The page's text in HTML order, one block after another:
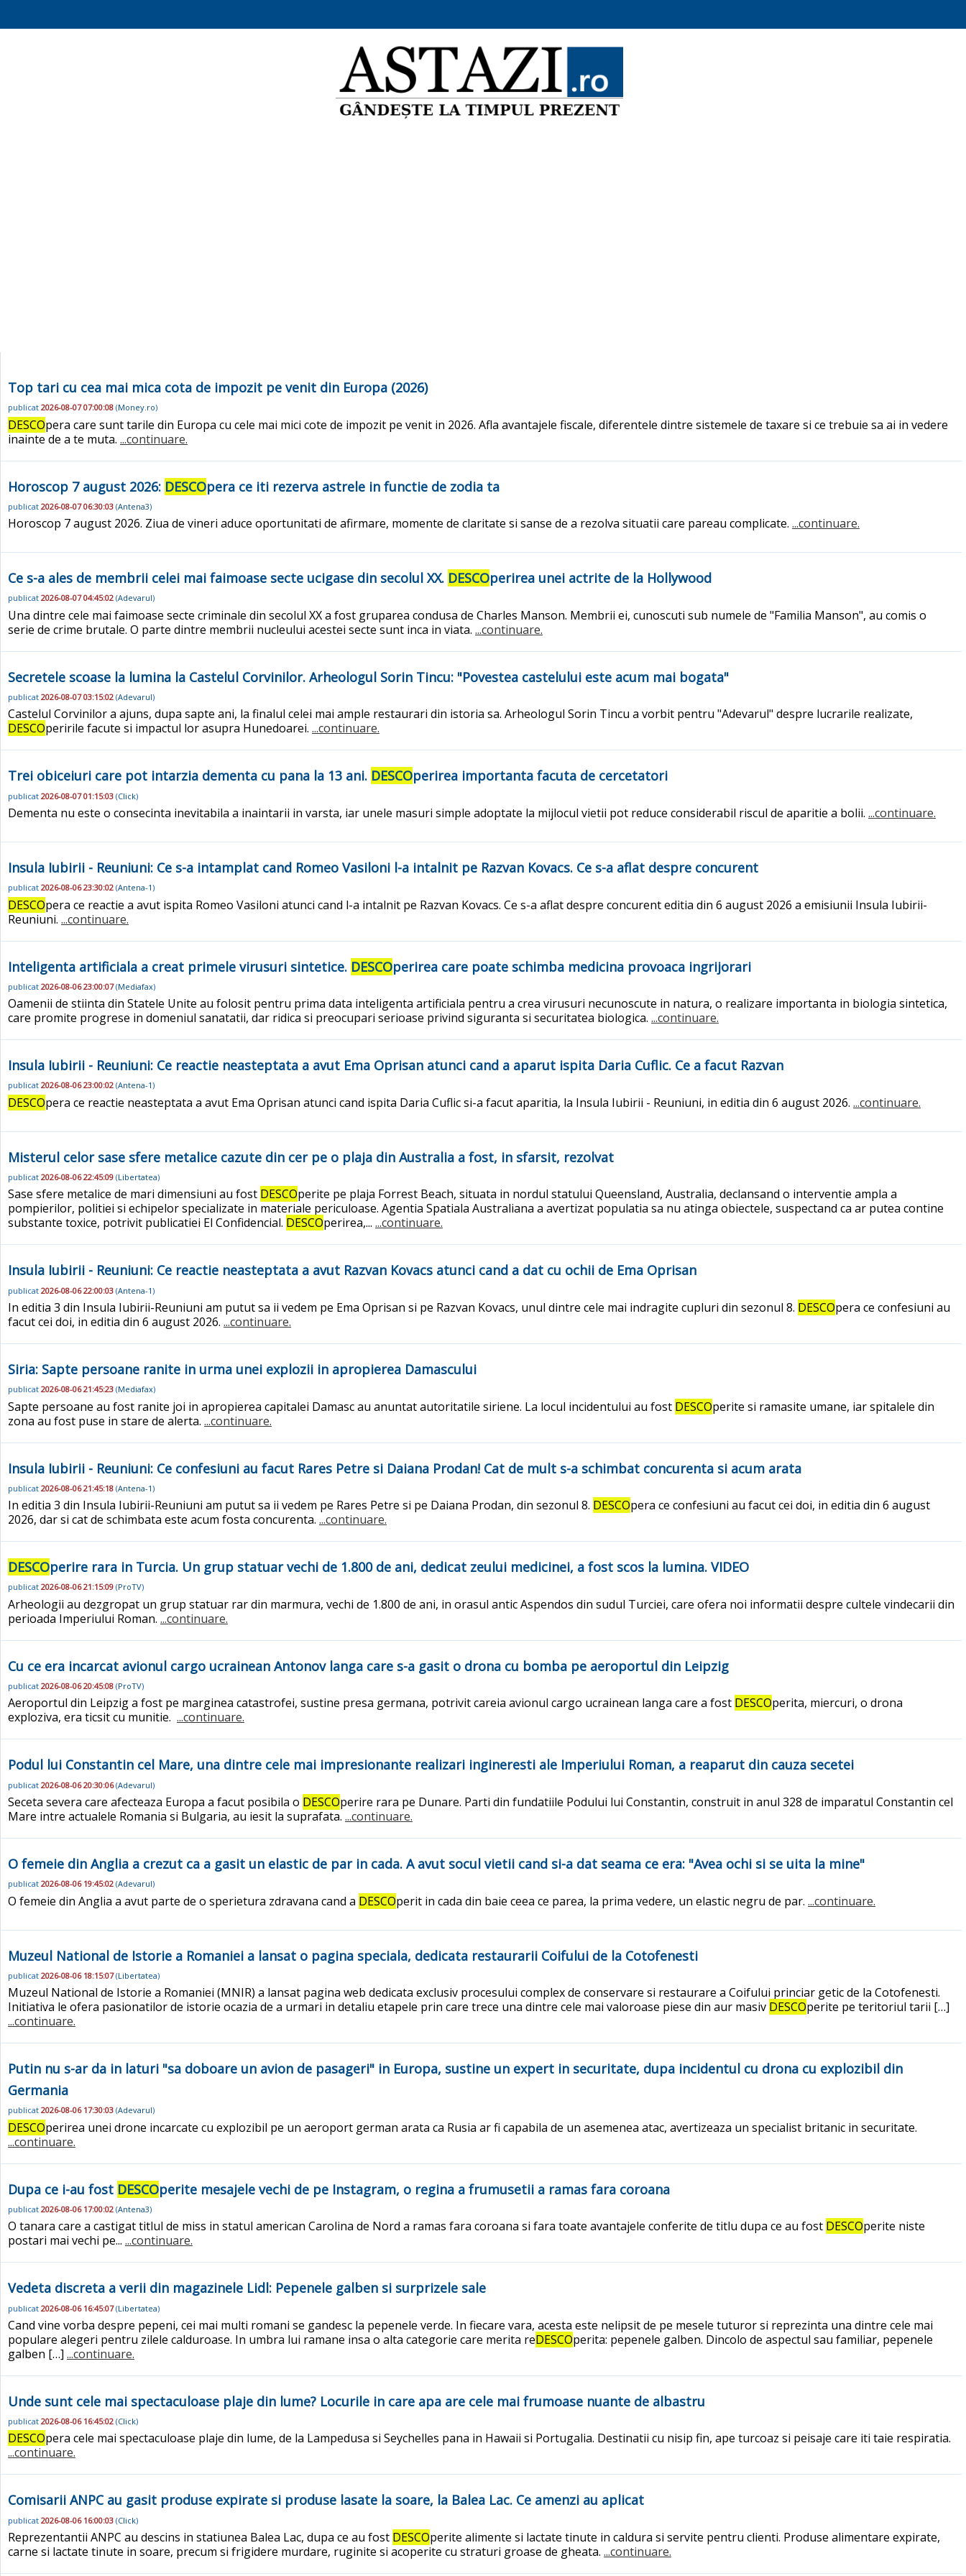
Top tari cu cea mai mica cota de impozit pe venit din Europa (2026)
publicat 2026-08-07 07:00:08 (Money.ro)
DESCOpera care sunt tarile din Europa cu cele mai mici cote de impozit pe venit in 2026. Afla avantajele fiscale, diferentele dintre sistemele de taxare si ce trebuie sa ai in vedere
inainte de a te muta. ...continuare.
Horoscop 7 august 2026: DESCOpera ce iti rezerva astrele in functie de zodia ta
publicat 2026-08-07 06:30:03 (Antena3)
Horoscop 7 august 2026. Ziua de vineri aduce oportunitati de afirmare, momente de claritate si sanse de a rezolva situatii care pareau complicate. ...continuare.
Ce s-a ales de membrii celei mai faimoase secte ucigase din secolul XX. DESCOperirea unei actrite de la Hollywood
publicat 2026-08-07 04:45:02 (Adevarul)
Una dintre cele mai faimoase secte criminale din secolul XX a fost gruparea condusa de Charles Manson. Membrii ei, cunoscuti sub numele de "Familia Manson", au comis o
serie de crime brutale. O parte dintre membrii nucleului acestei secte sunt inca in viata. ...continuare.
Secretele scoase la lumina la Castelul Corvinilor. Arheologul Sorin Tincu: "Povestea castelului este acum mai bogata"
publicat 2026-08-07 03:15:02 (Adevarul)
Castelul Corvinilor a ajuns, dupa sapte ani, la finalul celei mai ample restaurari din istoria sa. Arheologul Sorin Tincu a vorbit pentru "Adevarul" despre lucrarile realizate,
DESCOperirile facute si impactul lor asupra Hunedoarei. ...continuare.
Trei obiceiuri care pot intarzia dementa cu pana la 13 ani. DESCOperirea importanta facuta de cercetatori
publicat 2026-08-07 01:15:03 (Click)
Dementa nu este o consecinta inevitabila a inaintarii in varsta, iar unele masuri simple adoptate la mijlocul vietii pot reduce considerabil riscul de aparitie a bolii. ...continuare.
Insula Iubirii - Reuniuni: Ce s-a intamplat cand Romeo Vasiloni l-a intalnit pe Razvan Kovacs. Ce s-a aflat despre concurent
publicat 2026-08-06 23:30:02 (Antena-1)
DESCOpera ce reactie a avut ispita Romeo Vasiloni atunci cand l-a intalnit pe Razvan Kovacs. Ce s-a aflat despre concurent editia din 6 august 2026 a emisiunii Insula Iubirii-
Reuniuni. ...continuare.
Inteligenta artificiala a creat primele virusuri sintetice. DESCOperirea care poate schimba medicina provoaca ingrijorari
publicat 2026-08-06 23:00:07(Mediafax)
Oamenii de stiinta din Statele Unite au folosit pentru prima data inteligenta artificiala pentru a crea virusuri necunoscute in natura, o realizare importanta in biologia sintetica,
care promite progrese in domeniul sanatatii, dar ridica si preocupari serioase privind siguranta si securitatea biologica. ...continuare.
Insula Iubirii - Reuniuni: Ce reactie neasteptata a avut Ema Oprisan atunci cand a aparut ispita Daria Cuflic. Ce a facut Razvan
publicat 2026-08-06 23:00:02 (Antena-1)
DESCOpera ce reactie neasteptata a avut Ema Oprisan atunci cand ispita Daria Cuflic si-a facut aparitia, la Insula Iubirii - Reuniuni, in editia din 6 august 2026. ...continuare.
Misterul celor sase sfere metalice cazute din cer pe o plaja din Australia a fost, in sfarsit, rezolvat
publicat 2026-08-06 22:45:09 (Libertatea)
Sase sfere metalice de mari dimensiuni au fost DESCOperite pe plaja Forrest Beach, situata in nordul statului Queensland, Australia, declansand o interventie ampla a
pompierilor, politiei si echipelor specializate in materiale periculoase. Agentia Spatiala Australiana a avertizat populatia sa nu atinga obiectele, suspectand ca ar putea contine
substante toxice, potrivit publicatiei El Confidencial. DESCOperirea,... ...continuare.
Insula Iubirii - Reuniuni: Ce reactie neasteptata a avut Razvan Kovacs atunci cand a dat cu ochii de Ema Oprisan
publicat 2026-08-06 22:00:03 (Antena-1)
In editia 3 din Insula Iubirii-Reuniuni am putut sa ii vedem pe Ema Oprisan si pe Razvan Kovacs, unul dintre cele mai indragite cupluri din sezonul 8. DESCOpera ce confesiuni au
facut cei doi, in editia din 6 august 2026. ...continuare.
Siria: Sapte persoane ranite in urma unei explozii in apropierea Damascului
publicat 2026-08-06 21:45:23 (Mediafax)
Sapte persoane au fost ranite joi in apropierea capitalei Damasc au anuntat autoritatile siriene. La locul incidentului au fost DESCOperite si ramasite umane, iar spitalele din
zona au fost puse in stare de alerta. ...continuare.
Insula Iubirii - Reuniuni: Ce confesiuni au facut Rares Petre si Daiana Prodan! Cat de mult s-a schimbat concurenta si acum arata
publicat 2026-08-06 21:45:18 (Antena-1)
In editia 3 din Insula Iubirii-Reuniuni am putut sa ii vedem pe Rares Petre si pe Daiana Prodan, din sezonul 8. DESCOpera ce confesiuni au facut cei doi, in editia din 6 august
2026, dar si cat de schimbata este acum fosta concurenta. ...continuare.
DESCOperire rara in Turcia. Un grup statuar vechi de 1.800 de ani, dedicat zeului medicinei, a fost scos la lumina. VIDEO
publicat 2026-08-06 21:15:09 (ProTV)
Arheologii au dezgropat un grup statuar rar din marmura, vechi de 1.800 de ani, in orasul antic Aspendos din sudul Turciei, care ofera noi informatii despre cultele vindecarii din
perioada Imperiului Roman. ...continuare.
Cu ce era incarcat avionul cargo ucrainean Antonov langa care s-a gasit o drona cu bomba pe aeroportul din Leipzig
publicat 2026-08-06 20:45:08 (ProTV)
Aeroportul din Leipzig a fost pe marginea catastrofei, sustine presa germana, potrivit careia avionul cargo ucrainean langa care a fost DESCOperita, miercuri, o drona
exploziva, era ticsit cu munitie. ...continuare.
Podul lui Constantin cel Mare, una dintre cele mai impresionante realizari ingineresti ale Imperiului Roman, a reaparut din cauza secetei
publicat 2026-08-06 20:30:06(Adevarul)
Seceta severa care afecteaza Europa a facut posibila o DESCOperire rara pe Dunare. Parti din fundatiile Podului lui Constantin, construit in anul 328 de imparatul Constantin cel
Mare intre actualele Romania si Bulgaria, au iesit la suprafata. ...continuare.
O femeie din Anglia a crezut ca a gasit un elastic de par in cada. A avut socul vietii cand si-a dat seama ce era: "Avea ochi si se uita la mine"
publicat 2026-08-06 19:45:02 (Adevarul)
O femeie din Anglia a avut parte de o sperietura zdravana cand a DESCOperit in cada din baie ceea ce parea, la prima vedere, un elastic negru de par. ...continuare.
Muzeul National de Istorie a Romaniei a lansat o pagina speciala, dedicata restaurarii Coifului de la Cotofenesti
publicat 2026-08-06 18:15:07(Libertatea)
Muzeul National de Istorie a Romaniei (MNIR) a lansat pagina web dedicata exclusiv procesului complex de conservare si restaurare a Coifului princiar getic de la Cotofenesti.
Initiativa le ofera pasionatilor de istorie ocazia de a urmari in detaliu etapele prin care trece una dintre cele mai valoroase piese din aur masiv DESCOperite pe teritoriul tarii […]
...continuare.
Putin nu s-ar da in laturi "sa doboare un avion de pasageri" in Europa, sustine un expert in securitate, dupa incidentul cu drona cu explozibil din
Germania
publicat 2026-08-06 17:30:03 (Adevarul)
DESCOperirea unei drone incarcate cu explozibil pe un aeroport german arata ca Rusia ar fi capabila de un asemenea atac, avertizeaza un specialist britanic in securitate.
...continuare.
Dupa ce i-au fost DESCOperite mesajele vechi de pe Instagram, o regina a frumusetii a ramas fara coroana
publicat 2026-08-06 17:00:02 (Antena3)
O tanara care a castigat titlul de miss in statul american Carolina de Nord a ramas fara coroana si fara toate avantajele conferite de titlu dupa ce au fost DESCOperite niste
postari mai vechi pe... ...continuare.
Vedeta discreta a verii din magazinele Lidl: Pepenele galben si surprizele sale
publicat 2026-08-06 16:45:07(Libertatea)
Cand vine vorba despre pepeni, cei mai multi romani se gandesc la pepenele verde. In fiecare vara, acesta este nelipsit de pe mesele tuturor si reprezinta una dintre cele mai
populare alegeri pentru zilele calduroase. In umbra lui ramane insa o alta categorie care merita reDESCOperita: pepenele galben. Dincolo de aspectul sau familiar, pepenele
galben […] ...continuare.
Unde sunt cele mai spectaculoase plaje din lume? Locurile in care apa are cele mai frumoase nuante de albastru
publicat 2026-08-06 16:45:02 (Click)
DESCOpera cele mai spectaculoase plaje din lume, de la Lampedusa si Seychelles pana in Hawaii si Portugalia. Destinatii cu nisip fin, ape turcoaz si peisaje care iti taie respiratia.
...continuare.
Comisarii ANPC au gasit produse expirate si produse lasate la soare, la Balea Lac. Ce amenzi au aplicat
publicat 2026-08-06 16:00:03 (Click)
Reprezentantii ANPC au descins in statiunea Balea Lac, dupa ce au fost DESCOperite alimente si lactate tinute in caldura si servite pentru clienti. Produse alimentare expirate,
carne si lactate tinute in soare, precum si frigidere murdare, ruginite si acoperite cu straturi groase de gheata. ...continuare.